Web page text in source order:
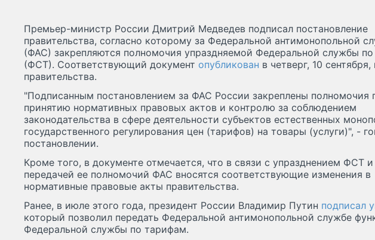
Премьер-министр России Дмитрий Медведев подписал постановление
правительства, согласно которому за Федеральной антимонопольной
(ФАС) закрепляются полномочия упраздняемой Федеральной службы
(ФСТ). Соответствующий документ опубликован в четверг, 10 сентября,
правительства.
"Подписанным постановлением за ФАС России закреплены полномочия
принятию нормативных правовых актов и контролю за соблюдением
законодательства в сфере деятельности субъектов естественных
государственного регулирования цен (тарифов) на товары (услуги)", -
постановлении.
Кроме того, в документе отмечается, что в связи с упразднением ФСТ и
передачей ее полномочий ФАС вносятся соответствующие изменения в
нормативные правовые акты правительства.
Ранее, в июле этого года, президент России Владимир Путин подписал
который позволил передать Федеральной антимонопольной службе
Федеральной службы по тарифам.